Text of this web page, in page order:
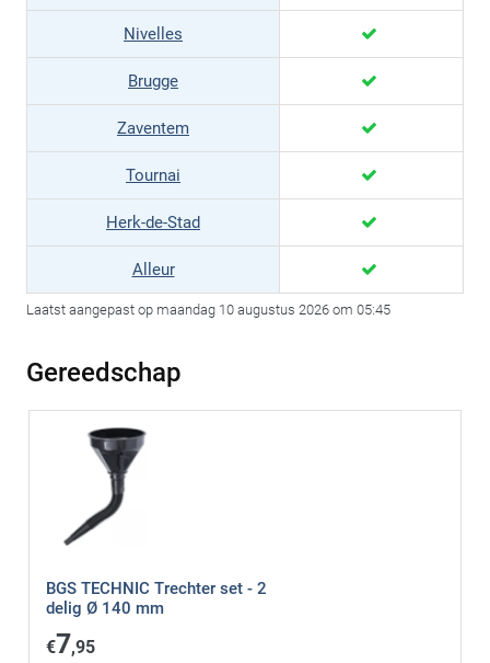
Nivelles
Brugge
Zaventem
Tournai
Herk-de-Stad
Alleur
Laatst aangepast op maandag 10 augustus 2026 om 05:45
Gereedschap
BGS TECHNIC Trechter set - 2
delig Ø 140 mm
€7,95